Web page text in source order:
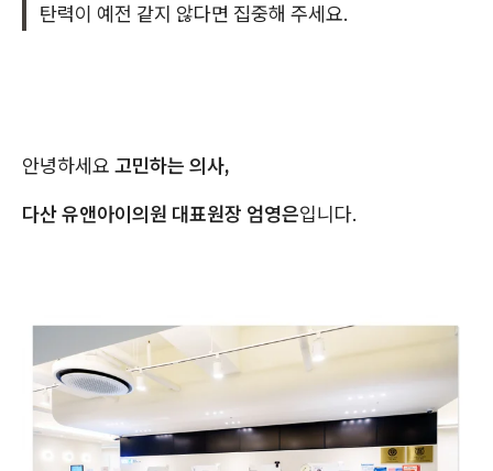
탄력이 예전 같지 않다면 집중해 주세요.
안녕하세요 고민하는 의사,
다산 유앤아이의원 대표원장 엄영은입니다.